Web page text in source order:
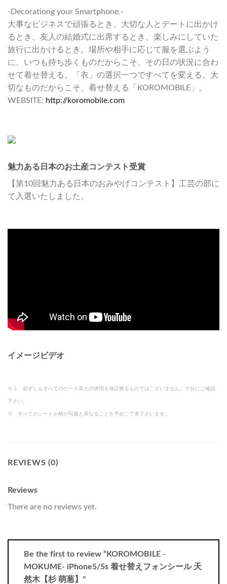
-Decorationg your Smartphone.-
大事なビジネスで頑張るとき、大切な人とデートに出かけ
るとき、友人の結婚式に出席するとき、楽しみにしていた
旅行に出かけるとき。場所や相手に応じて服を選ぶよう
に、いつも持ち歩くものだからこそ、その日の状況に合わ
せて着せ替える。「衣」の選択一つですべてを変える。大
切なものだからこそ、着せ替える「KOROMOBILE」。
WEBSITE: http://koromobile.com
魅力ある日本のお土産コンテスト受賞
【第10回魅力ある日本のおみやげコンテスト】工芸の部に
て入選いたしました。
イメージビデオ
※１ 必ずしもすべてのケース等との併用を保証擦るものではございません。十分にご確認
下さい。
※ すべてのシートが柄が写真と異なることを予めご了承下さいませ。
REVIEWS (0)
Reviews
There are no reviews yet.
Be the first to review “KOROMOBILE -
MOKUME- iPhone5/5s 着せ替えフォンシール 天
然木【杉 萌葱】”